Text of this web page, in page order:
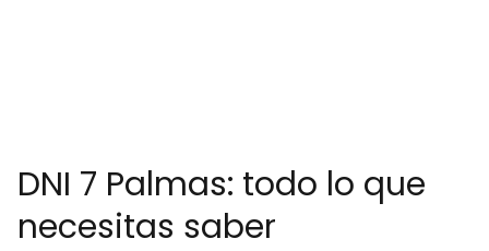
DNI 7 Palmas: todo lo que
necesitas saber